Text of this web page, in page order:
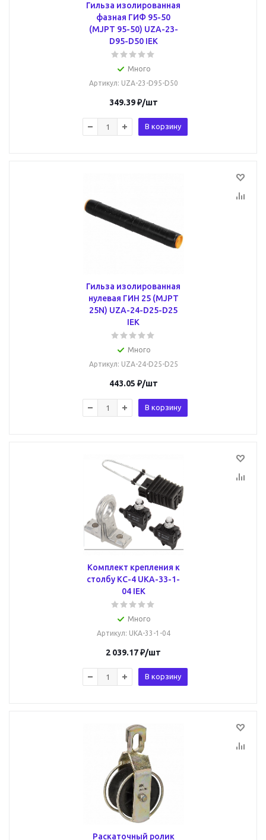
Гильза изолированная
фазная ГИФ 95-50
(MJPT 95-50) UZA-23-
D95-D50 IEK
Много
Артикул: UZA-23-D95-D50
349.39₽/шт
В корзину
Гильза изолированная
нулевая ГИН 25 (MJPT
25N) UZA-24-D25-D25
IEK
Много
Артикул: UZA-24-D25-D25
443.05 ₽/шт
В корзину
Комплект крепления к
столбу КС-4 UKA-33-1-
04 IEK
Много
Артикул: UKA-33-1-04
2 039.17₽/шт
В корзину
Раскаточный ролик